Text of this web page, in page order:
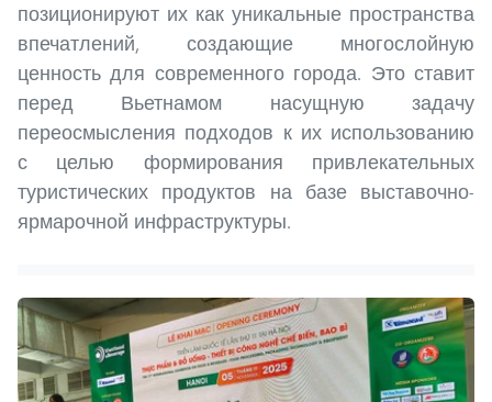
позиционируют их как уникальные пространства
впечатлений, создающие многослойную
ценность для современного города. Это ставит
перед Вьетнамом насущную задачу
переосмысления подходов к их использованию
с целью формирования привлекательных
туристических продуктов на базе выставочно-
ярмарочной инфраструктуры.